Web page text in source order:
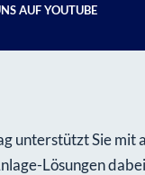
AUF YOUTUBE
unterstützt Sie mit
Lösungen